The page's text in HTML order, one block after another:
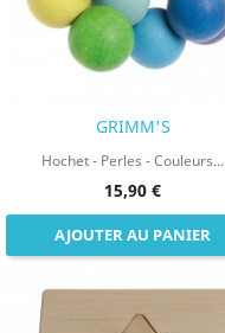
GRIMM'S
Hochet - Perles - Couleurs...
15,90 €
AJOUTER AU PANIER